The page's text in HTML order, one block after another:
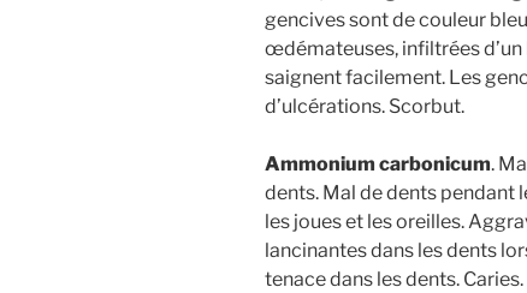
gencives sont de couleur
œdémateuses, infiltrées
saignent facilement. Les
d’ulcérations. Scorbut.
Ammonium carbonicum.
dents. Mal de dents pendant
les joues et les oreilles.
lancinantes dans les dents
tenace dans les dents.